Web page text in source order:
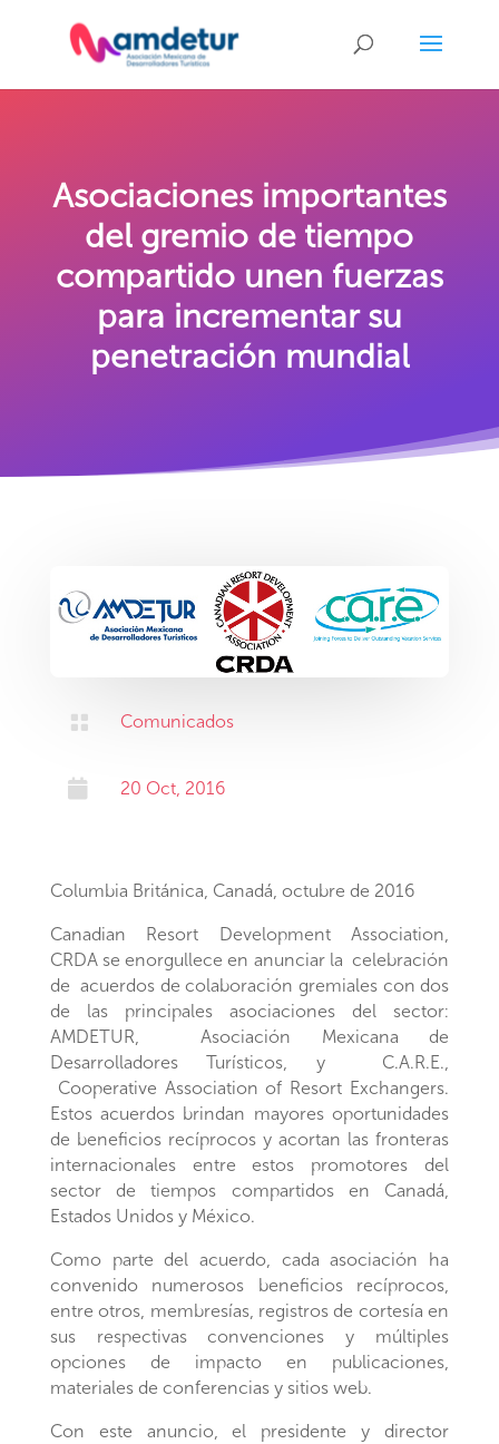
Asociaciones importantes
del gremio de tiempo
compartido unen fuerzas
para incrementar su
penetración mundial
 Comunicados
 20 Oct, 2016
Columbia Británica, Canadá, octubre de 2016
Canadian Resort Development Association,
CRDA se enorgullece en anunciar la celebración
de acuerdos de colaboración gremiales con dos
de las principales asociaciones del sector:
AMDETUR, Asociación Mexicana de
Desarrolladores Turísticos, y C.A.R.E.,
Cooperative Association of Resort Exchangers.
Estos acuerdos brindan mayores oportunidades
de beneficios recíprocos y acortan las fronteras
internacionales entre estos promotores del
sector de tiempos compartidos en Canadá,
Estados Unidos y México.
Como parte del acuerdo, cada asociación ha
convenido numerosos beneficios recíprocos,
entre otros, membresías, registros de cortesía en
sus respectivas convenciones y múltiples
opciones de impacto en publicaciones,
materiales de conferencias y sitios web.
Con este anuncio, el presidente y director